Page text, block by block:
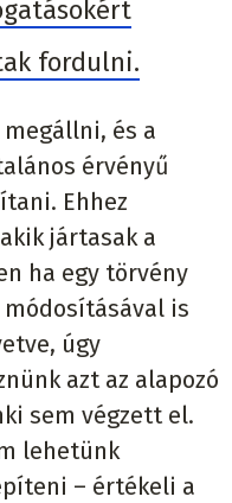
fordulni.
és a
érvényű
Ehhez
jártasak a
ha egy törvény
is
úgy
azt az alapozó
sem végzett el.
lehetünk
– értékeli a